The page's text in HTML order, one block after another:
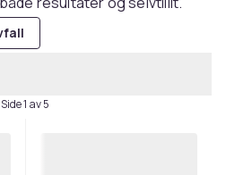
Side 1 av 5